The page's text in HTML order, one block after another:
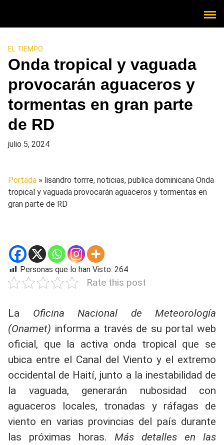
EL TIEMPO
Onda tropical y vaguada
provocarán aguaceros y
tormentas en gran parte
de RD
julio 5, 2024
Portada » lisandro torrre, noticias, publica dominicana Onda
tropical y vaguada provocarán aguaceros y tormentas en
gran parte de RD
Personas que lo han Visto: 264
Rate this post
La Oficina Nacional de Meteorología
(Onamet) informa a través de su portal web
oficial, que la activa onda tropical que se
ubica entre el Canal del Viento y el extremo
occidental de Haití, junto a la inestabilidad de
la vaguada, generarán nubosidad con
aguaceros locales, tronadas y ráfagas de
viento en varias provincias del país durante
las próximas horas. Más detalles en las